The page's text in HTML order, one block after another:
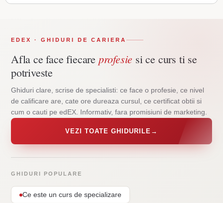
EDEX · GHIDURI DE CARIERA
Afla ce face fiecare profesie si ce curs ti se
potriveste
Ghiduri clare, scrise de specialisti: ce face o profesie, ce nivel
de calificare are, cate ore dureaza cursul, ce certificat obtii si
cum o cauti pe edEX. Informativ, fara promisiuni de marketing.
VEZI TOATE GHIDURILE →
GHIDURI POPULARE
Ce este un curs de specializare